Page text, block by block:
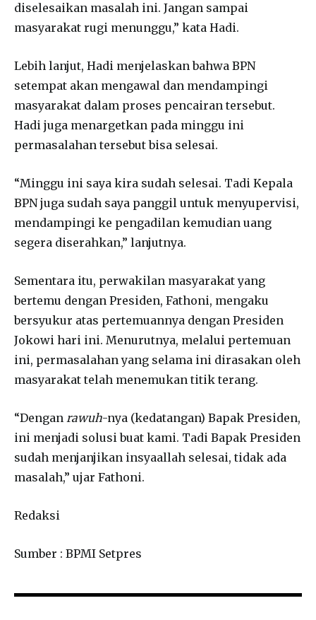
diselesaikan masalah ini. Jangan sampai
masyarakat rugi menunggu,” kata Hadi.
Lebih lanjut, Hadi menjelaskan bahwa BPN
setempat akan mengawal dan mendampingi
masyarakat dalam proses pencairan tersebut.
Hadi juga menargetkan pada minggu ini
permasalahan tersebut bisa selesai.
“Minggu ini saya kira sudah selesai. Tadi Kepala
BPN juga sudah saya panggil untuk menyupervisi,
mendampingi ke pengadilan kemudian uang
segera diserahkan,” lanjutnya.
Sementara itu, perwakilan masyarakat yang
bertemu dengan Presiden, Fathoni, mengaku
bersyukur atas pertemuannya dengan Presiden
Jokowi hari ini. Menurutnya, melalui pertemuan
ini, permasalahan yang selama ini dirasakan oleh
masyarakat telah menemukan titik terang.
“Dengan rawuh-nya (kedatangan) Bapak Presiden,
ini menjadi solusi buat kami. Tadi Bapak Presiden
sudah menjanjikan insyaallah selesai, tidak ada
masalah,” ujar Fathoni.
Redaksi
Sumber : BPMI Setpres